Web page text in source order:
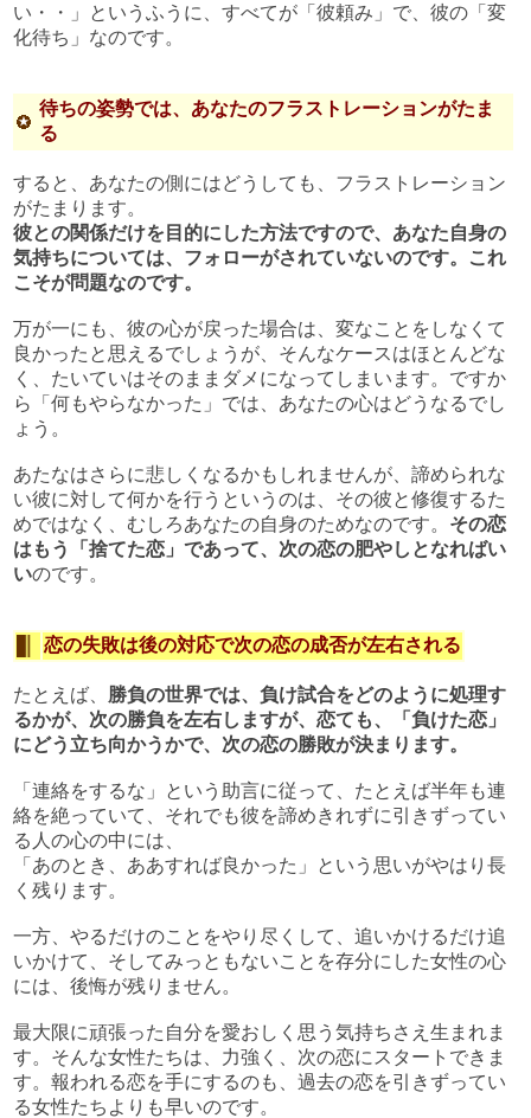
い・・」というふうに、すべてが「彼頼み」で、彼の「変
化待ち」なのです。
待ちの姿勢では、あなたのフラストレーションがたま
る
すると、あなたの側にはどうしても、フラストレーション
がたまります。
彼との関係だけを目的にした方法ですので、あなた自身の
気持ちについては、フォローがされていないのです。これ
こそが問題なのです。
万が一にも、彼の心が戻った場合は、変なことをしなくて
良かったと思えるでしょうが、そんなケースはほとんどな
く、たいていはそのままダメになってしまいます。ですか
ら「何もやらなかった」では、あなたの心はどうなるでし
ょう。
あたなはさらに悲しくなるかもしれませんが、諦められな
い彼に対して何かを行うというのは、その彼と修復するた
めではなく、むしろあなたの自身のためなのです。 その恋
はもう「捨てた恋」であって、次の恋の肥やしとなればい
いのです。
恋の失敗は後の対応で次の恋の成否が左右される
たとえば、 勝負の世界では、負け試合をどのように処理す
るかが、次の勝負を左右しますが、恋ても、「負けた恋」
にどう立ち向かうかで、次の恋の勝敗が決まります。
「連絡をするな」という助言に従って、たとえば半年も連
絡を絶っていて、それでも彼を諦めきれずに引きずってい
る人の心の中には、
「あのとき、ああすれば良かった」という思いがやはり長
く残ります。
一方、やるだけのことをやり尽くして、追いかけるだけ追
いかけて、そしてみっともないことを存分にした女性の心
には、後悔が残りません。
最大限に頑張った自分を愛おしく思う気持ちさえ生まれま
す。そんな女性たちは、力強く、次の恋にスタートできま
す。報われる恋を手にするのも、過去の恋を引きずってい
る女性たちよりも早いのです。